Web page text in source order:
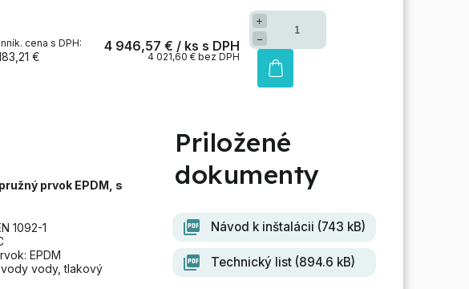
€
4 946,57 € / ks
4 021,60 € bez DPH
+
−
prvok EPDM, s
1092-1
EPDM
vody, tlakový
Návod k inštalácii (743 kB)
Technický list (894.6 kB)